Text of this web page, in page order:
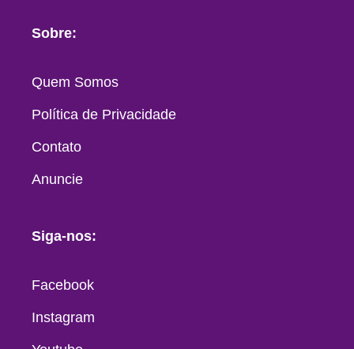
Sobre:
Quem Somos
Política de Privacidade
Contato
Anuncie
Siga-nos:
Facebook
Instagram